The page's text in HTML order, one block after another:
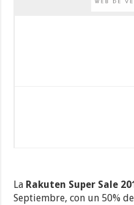
La Rakuten Super Sale
Septiembre, con un 50%